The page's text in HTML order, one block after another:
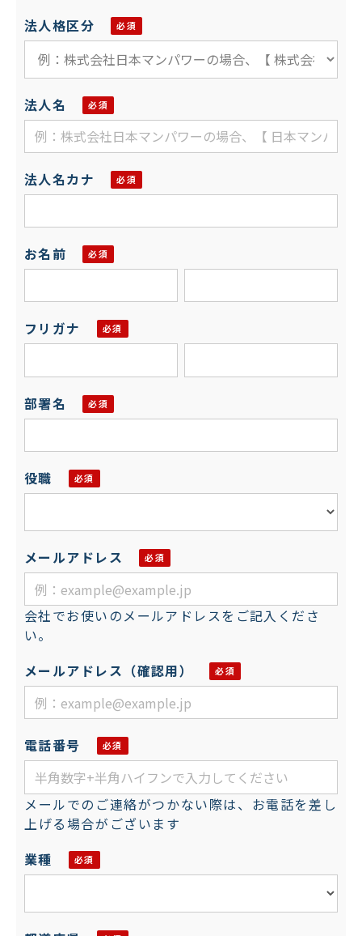
法人格区分
法人名
法人名カナ
お名前
フリガナ
部署名
役職
メールアドレス
会社でお使いのメールアドレスをご記入くださ
い。
メールアドレス（確認用）
電話番号
メールでのご連絡がつかない際は、お電話を差し
上げる場合がございます
業種